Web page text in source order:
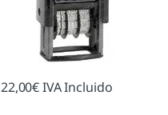
22,00€IVA Incluido